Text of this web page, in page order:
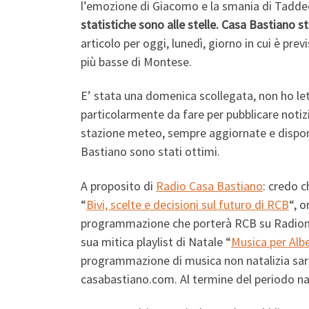
l’emozione di Giacomo e la smania di
statistiche sono alle stelle. Casa Bastiano
articolo per oggi, lunedì, giorno in cui è
più basse di Montese.
E’ stata una domenica scollegata, non ho
particolarmente da fare per pubblicare
stazione meteo, sempre aggiornate e
Bastiano sono stati ottimi.
A proposito di Radio Casa Bastiano: credo
“Bivi, scelte e decisioni sul futuro di RCB“,
programmazione che porterà RCB su
sua mitica playlist di Natale “Musica per
programmazione di musica non natalizia
casabastiano.com. Al termine del periodo